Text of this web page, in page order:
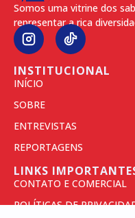
Somos uma vitrine dos
representar a rica
INSTITUCIONAL
INÍCIO
SOBRE
ENTREVISTAS
REPORTAGENS
LINKS
CONTATO E COMERCIAL
POLÍTICAS DE